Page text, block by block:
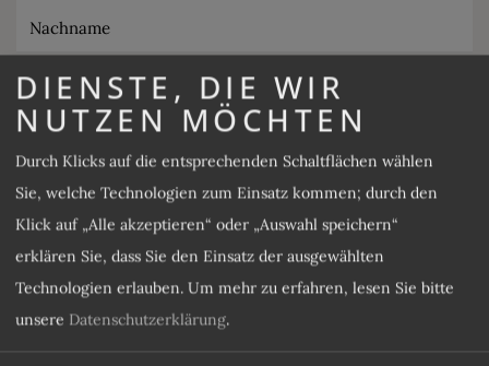
Nachname
E-Mail
Telefon
Gewünschte Verpflegung
Gewünschte Zimmerkategorie
DIENSTE, DIE WIR
NUTZEN MÖCHTEN
Durch Klicks auf die entsprechenden Schaltflächen wählen
Sie, welche Technologien zum Einsatz kommen; durch den
Klick auf „Alle akzeptieren“ oder „Auswahl speichern“
erklären Sie, dass Sie den Einsatz der ausgewählten
Technologien erlauben. Um mehr zu erfahren, lesen Sie bitte
unsere Datenschutzerklärung.